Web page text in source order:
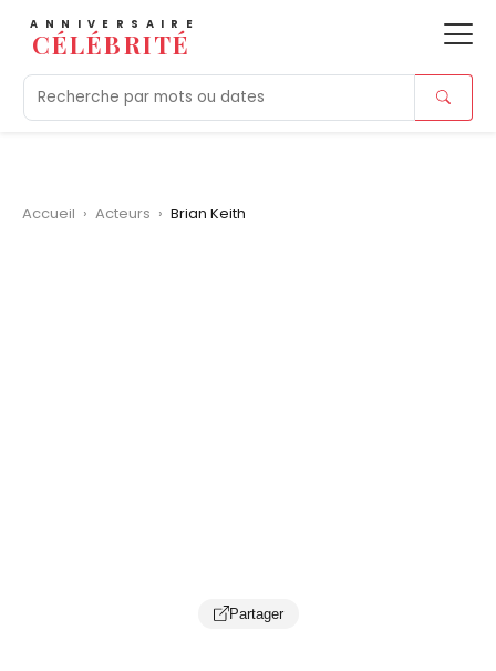
ANNIVERSAIRE
CÉLÉBRITÉ
Aujourd'hui Tendances Morts
Accueil › Acteurs › Brian Keith
Partager